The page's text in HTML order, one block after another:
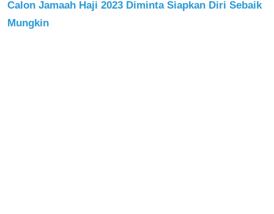
Calon Jamaah Haji 2023 Diminta Siapkan Diri Sebaik
Mungkin